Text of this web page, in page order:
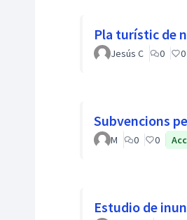
Pla turístic de
Jesús C 0 0
Subvencions
M 0 0
Estudio de